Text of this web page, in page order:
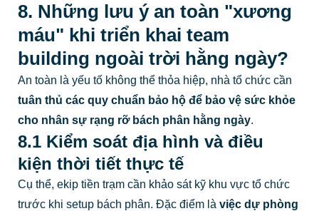
8. Những lưu ý an toàn "xương
máu" khi triển khai team
building ngoài trời hằng ngày?
An toàn là yếu tố không thể thỏa hiệp, nhà tổ chức cần
tuân thủ các quy chuẩn bảo hộ để bảo vệ sức khỏe
cho nhân sự rạng rỡ bách phân hằng ngày.
8.1 Kiểm soát địa hình và điều
kiện thời tiết thực tế
Cụ thể, ekip tiền trạm cần khảo sát kỹ khu vực tổ chức
trước khi setup bách phân. Đặc điểm là việc dự phòng